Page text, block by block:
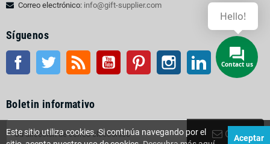
Correo electrónico: info@gift-supplier.com
Síguenos
Facebook Gorjeo Rss YouTube Pinterest Instagram LinkedIn
Boletin informativo
OK
Este sitio utiliza cookies. Si continúa navegando por el
Aceptar
Contact us
Hello!